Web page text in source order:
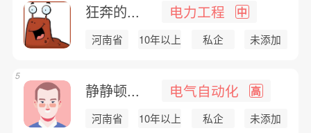
狂奔的... 电力工程 中
河南省 10年以上 私企 未添加
静静顿... 电气自动化 高
河南省 10年以上 私企 未添加
5